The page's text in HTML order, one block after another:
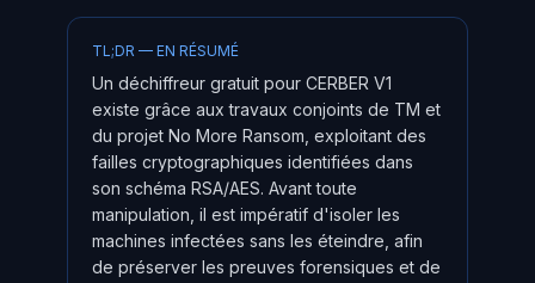
TL;DR — EN RÉSUMÉ
Un déchiffreur gratuit pour CERBER V1
existe grâce aux travaux conjoints de TM et
du projet No More Ransom, exploitant des
failles cryptographiques identifiées dans
son schéma RSA/AES. Avant toute
manipulation, il est impératif d'isoler les
machines infectées sans les éteindre, afin
de préserver les preuves forensiques et de